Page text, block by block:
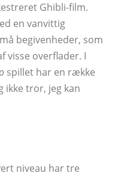
Ghibli-film.
en vanvittig
begivenheder, som
visse overflader. I
spillet har en række
ikke tror, ​​jeg kan
niveau har tre